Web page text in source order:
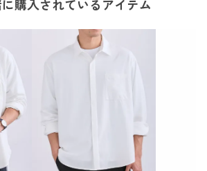
購入されているアイテム